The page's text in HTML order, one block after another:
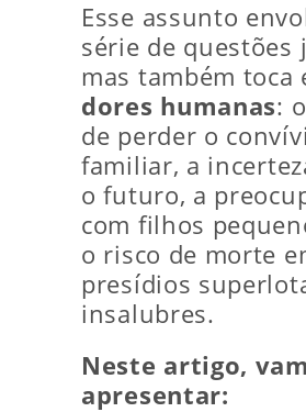
Esse assunto
série de questões
mas também toca
dores humanas:
de perder o
familiar, a
o futuro, a
com filhos
o risco de morte
presídios
insalubres.
Neste artigo,
apresentar: